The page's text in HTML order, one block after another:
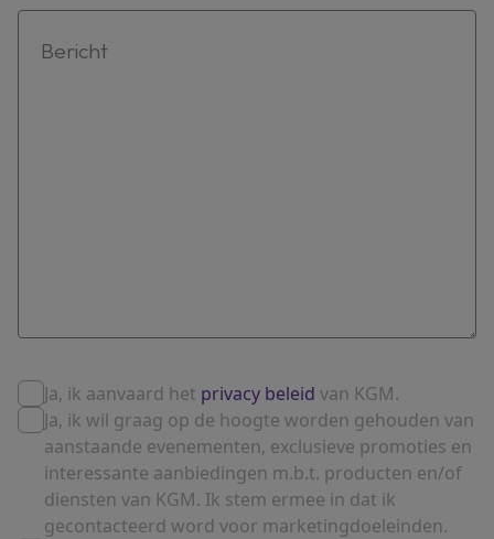
Ja, ik aanvaard het privacy beleid van KGM.
Ja, ik wil graag op de hoogte worden gehouden van
aanstaande evenementen, exclusieve promoties en
interessante aanbiedingen m.b.t. producten en/of
diensten van KGM. Ik stem ermee in dat ik
gecontacteerd word voor marketingdoeleinden.